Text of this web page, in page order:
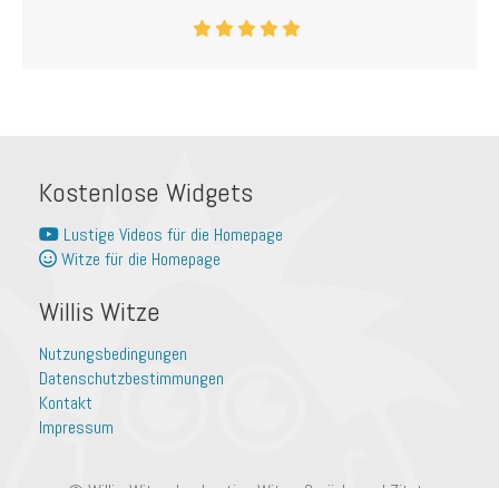
Kostenlose Widgets
Lustige Videos für die Homepage
Witze für die Homepage
Willis Witze
Nutzungsbedingungen
Datenschutzbestimmungen
Kontakt
Impressum